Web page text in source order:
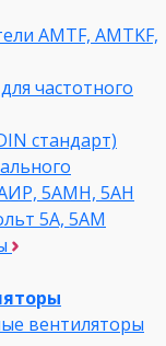
AMTF, AMTKF,
частотного
стандарт)
5АМН, 5АН
5А, 5АМ
вентиляторы